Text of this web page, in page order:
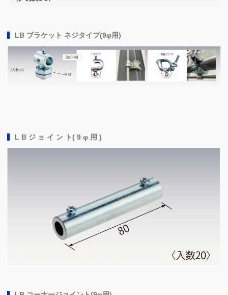
LB ブラケット ネジタイプ(9φ用)
L B ジ ョ イ ン ト( 9 φ 用 )